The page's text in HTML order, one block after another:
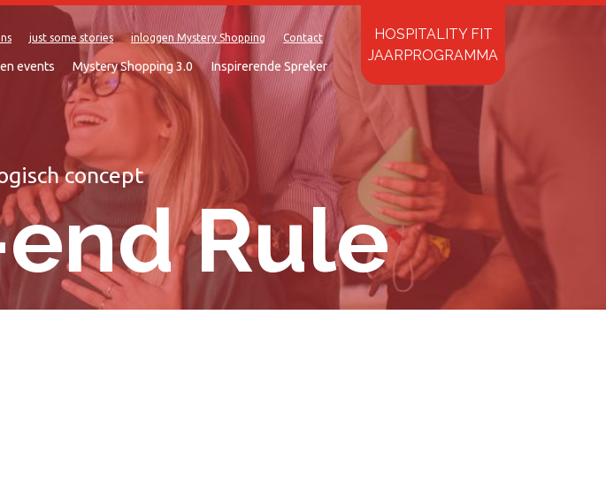
just some stories inloggen Mystery Shopping Contact
events Mystery Shopping 3.0 Inspirerende Spreker
HOSPITALITY FIT
JAARPROGRAMMA
concept
Rule